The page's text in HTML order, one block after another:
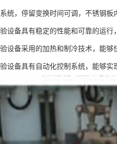
统，停留变换时间可调，不锈钢板
设备具有稳定的性能和可靠的运行
设备采用的加热和制冷技术，能够
设备具有自动化控制系统，能够实